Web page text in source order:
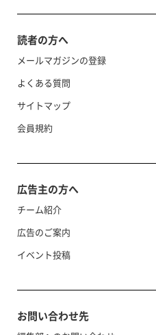
読者の方へ
メールマガジンの登録
よくある質問
サイトマップ
会員規約
広告主の方へ
チーム紹介
広告のご案内
イベント投稿
お問い合わせ先